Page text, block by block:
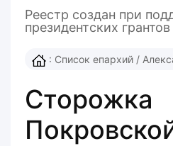
Реестр создан при
президентcких грантов
: Список епархий /
Сторожка